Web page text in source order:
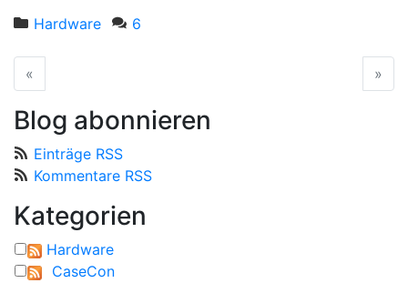
Hardware
6
« »
Blog abonnieren
Einträge RSS
Kommentare RSS
Kategorien
Hardware
CaseCon